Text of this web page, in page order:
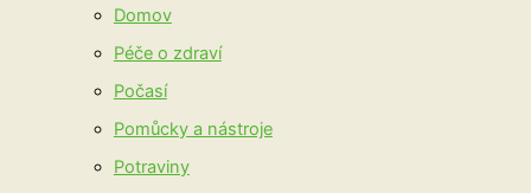
Domov
Péče o zdraví
Počasí
Pomůcky a nástroje
Potraviny